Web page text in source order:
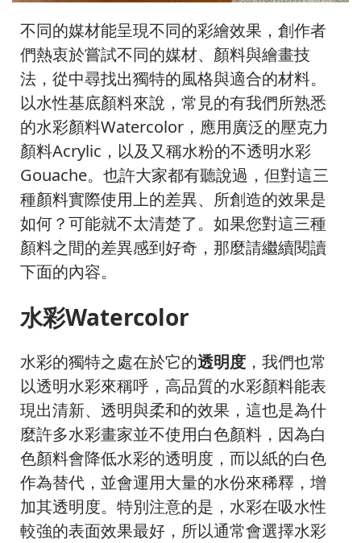
不同的媒材能呈現不同的彩繪效果，創作者
們熱衷於嘗試不同的媒材、顏料與繪畫技
法，從中尋找出獨特的風格與適合的材料。
以水性基底顏料來說，常見的有我們所熟悉
的水彩顏料Watercolor，應用廣泛的壓克力
顏料Acrylic，以及又稱水粉的不透明水彩
Gouache。也許大家都有聽說過，但對這三
種顏料實際使用上的差異、所創造的效果是
如何？可能就不太清楚了。如果您對這三種
顏料之間的差異感到好奇，那麼請繼續閱讀
下面的內容。
水彩Watercolor
水彩的獨特之處在於它的透明度 ，我們也常
以透明水彩來稱呼，高品質的水彩顏料能表
現出清新、透明與柔和的效果，這也是為什
麼許多水彩畫家並不使用白色顏料，因為白
色顏料會降低水彩的透明度，而以紙的白色
作為替代，並會運用大量的水份來稀釋，增
加其透明度。特別注意的是，水彩在吸水性
較強的表面效果最好，所以通常會選擇水彩